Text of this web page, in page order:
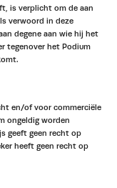
is verplicht om de aan
verwoord in deze
degene aan wie hij het
tegenover het Podium
en/of voor commerciële
ongeldig worden
geeft geen recht op
heeft geen recht op